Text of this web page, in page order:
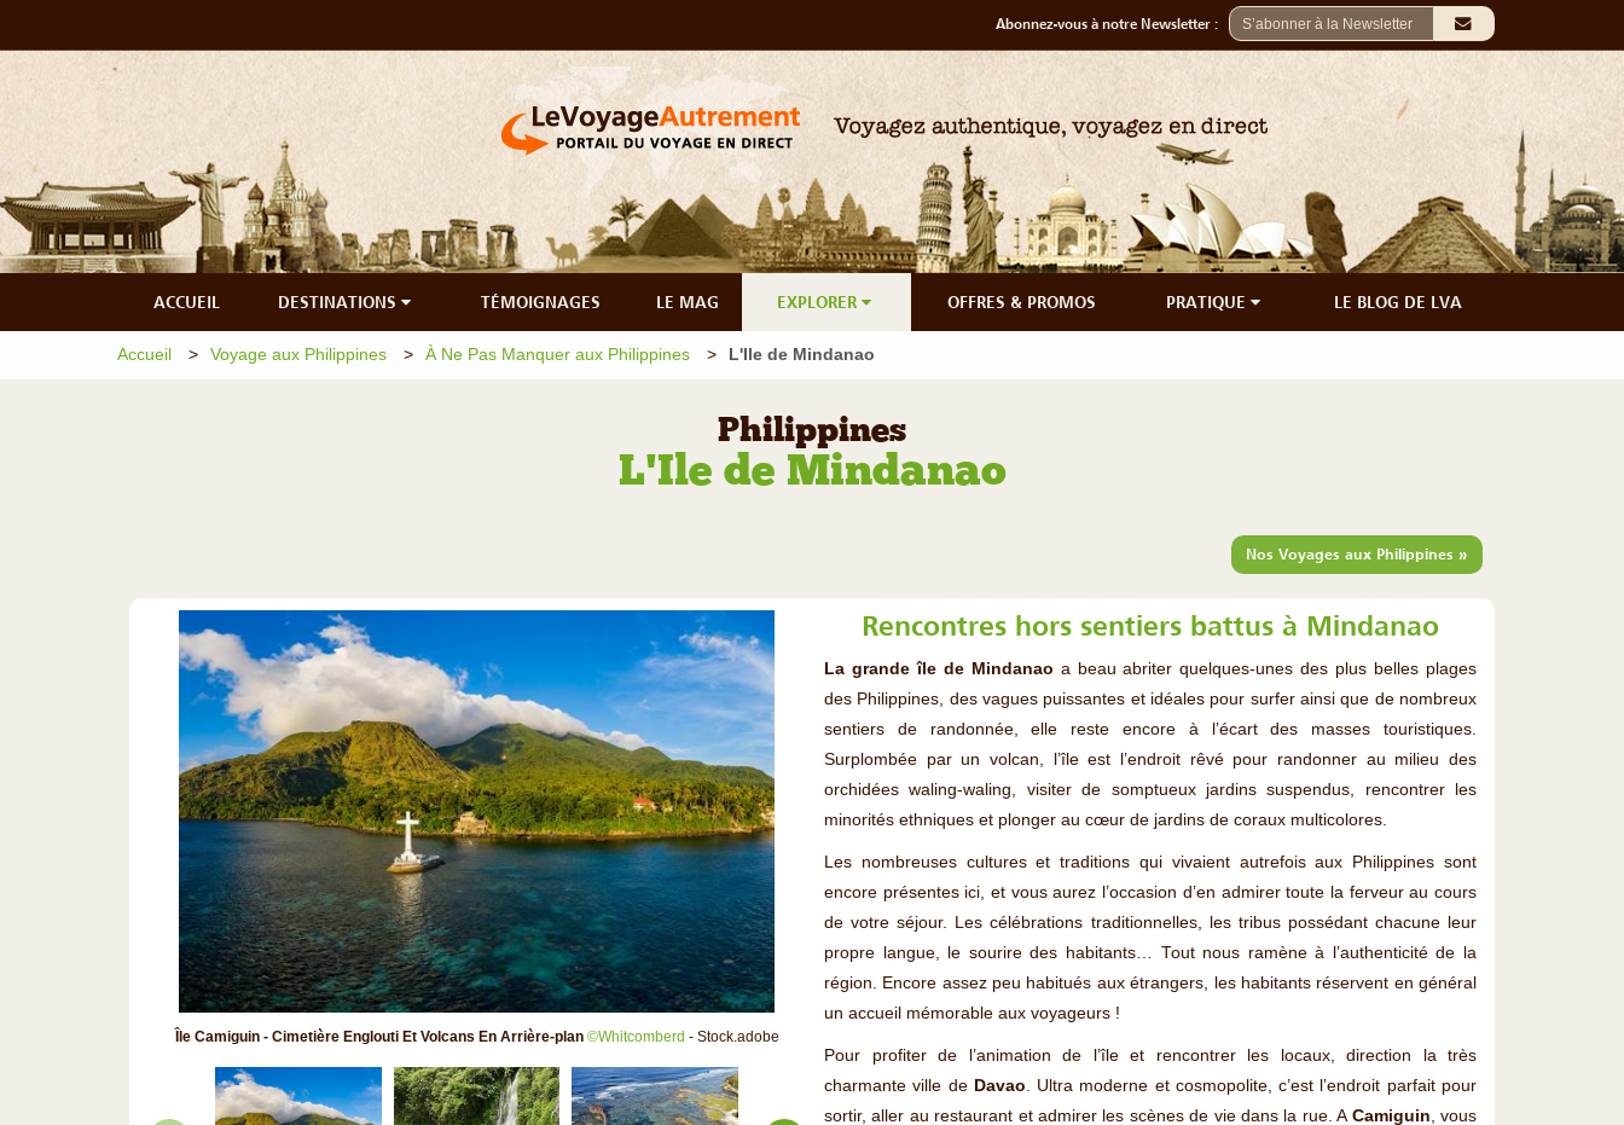
Abonnez-vous à notre Newsletter :
ACCUEIL DESTINATIONS TÉMOIGNAGES LE MAG EXPLORER OFFRES & PROMOS PRATIQUE LE BLOG DE LVA
Accueil Voyage aux Philippines À Ne Pas Manquer aux Philippines L'Ile de Mindanao
Philippines
L'Ile de Mindanao
Nos Voyages aux Philippines »
Île Camiguin - Cimetière Englouti Et Volcans En Arrière-plan ©Whitcomberd - Stock.adobe
Rencontres hors sentiers battus à Mindanao
La grande île de Mindanao a beau abriter quelques-unes des plus belles plages
des Philippines, des vagues puissantes et idéales pour surfer ainsi que de nombreux
sentiers de randonnée, elle reste encore à l’écart des masses touristiques.
Surplombée par un volcan, l’île est l’endroit rêvé pour randonner au milieu des
orchidées waling-waling, visiter de somptueux jardins suspendus, rencontrer les
minorités ethniques et plonger au cœur de jardins de coraux multicolores.
Les nombreuses cultures et traditions qui vivaient autrefois aux Philippines sont
encore présentes ici, et vous aurez l’occasion d’en admirer toute la ferveur au cours
de votre séjour. Les célébrations traditionnelles, les tribus possédant chacune leur
propre langue, le sourire des habitants… Tout nous ramène à l’authenticité de la
région. Encore assez peu habitués aux étrangers, les habitants réservent en général
un accueil mémorable aux voyageurs !
Pour profiter de l’animation de l’île et rencontrer les locaux, direction la très
charmante ville de Davao. Ultra moderne et cosmopolite, c’est l’endroit parfait pour
sortir, aller au restaurant et admirer les scènes de vie dans la rue. A Camiguin, vous